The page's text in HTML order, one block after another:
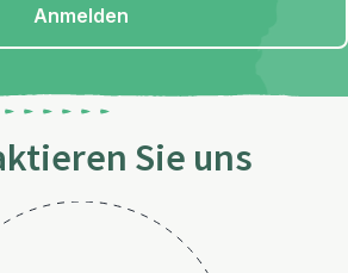
Anmelden
Sie uns